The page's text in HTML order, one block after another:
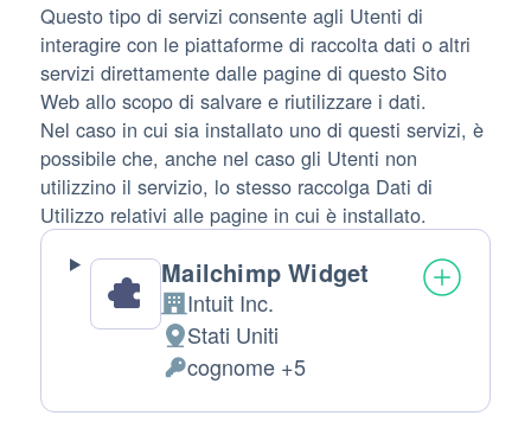
Questo tipo di servizi consente agli Utenti di
interagire con le piattaforme di raccolta dati o altri
servizi direttamente dalle pagine di questo Sito
Web allo scopo di salvare e riutilizzare i dati.
Nel caso in cui sia installato uno di questi servizi, è
possibile che, anche nel caso gli Utenti non
utilizzino il servizio, lo stesso raccolga Dati di
Utilizzo relativi alle pagine in cui è installato.
Mailchimp Widget
Azienda:
Intuit Inc.
Luogo del trattamento:
Stati Uniti
Dati Personali trattati:
cognome +5